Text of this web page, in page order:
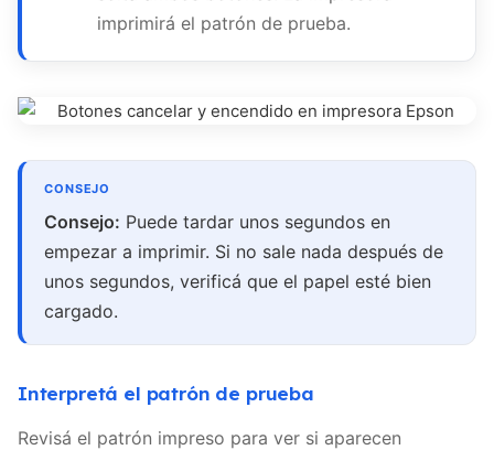
imprimirá el patrón de prueba.
Consejo: Puede tardar unos segundos en
empezar a imprimir. Si no sale nada después de
unos segundos, verificá que el papel esté bien
cargado.
Interpretá el patrón de prueba
Revisá el patrón impreso para ver si aparecen